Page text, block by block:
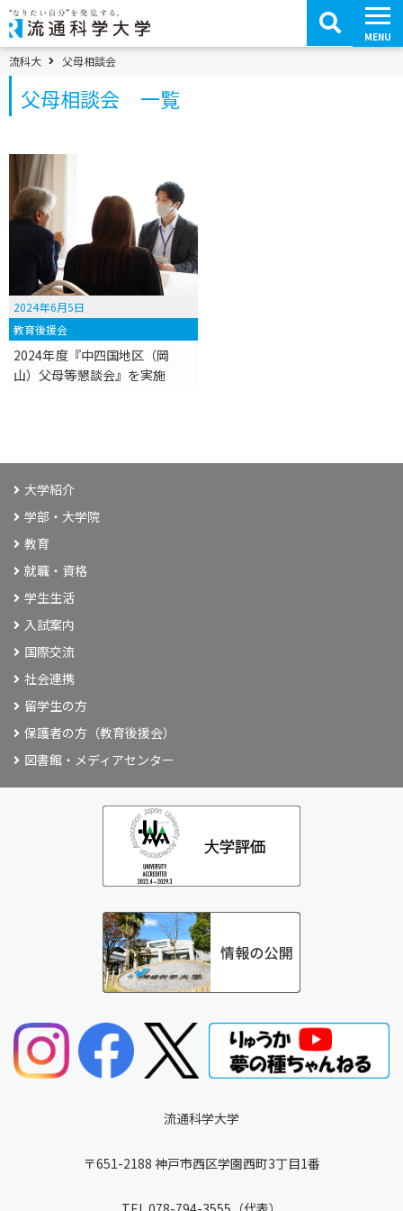
コ
ン
テ
ン
ツ
へ
移
MENU
パンくずメニュー
流科大 父母相談会
父母相談会 一覧
2024年6月5日
教育後援会
2024年度『中四国地区（岡
山）父母等懇談会』を実施
大学紹介
学部・大学院
教育
就職・資格
学生生活
入試案内
国際交流
社会連携
留学生の方
保護者の方（教育後援会）
図書館・メディアセンター
流通科学大学
〒651-2188 神戸市西区学園西町3丁目1番